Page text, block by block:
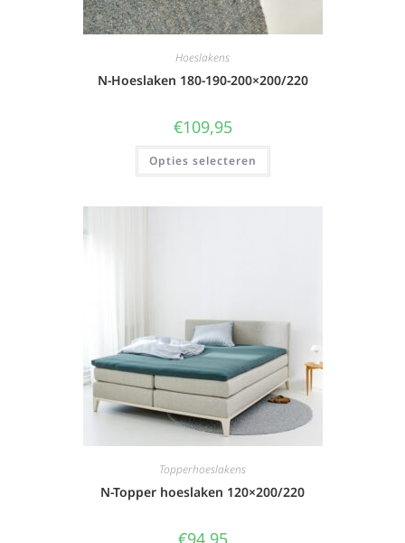
Hoeslakens
N-Hoeslaken 180-190-200×200/220
€109,95
Opties selecteren
Topperhoeslakens
N-Topper hoeslaken 120×200/220
€94,95